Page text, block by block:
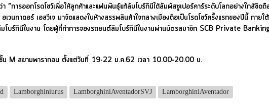
การออกโรดโชว์เพื่อให้ลูกค้าและแฟนพันธุ์แท้ลัมโบร์กินีได้สัมผัสซูเปอร์คาร์ระดับโลกอย่างใกล้ชิด
าดอร์ เอสวีเจ มาจัดแสดงในห้างสรรพสินค้าใจกลางเมืองถือเป็นโรดโชว์ครั้งแรกของปีนี้ ภายใ
บร์กินีในงาน โดยผู้ที่ทำการจองรถยนต์ลัมโบร์กินีในงานผ่านบัตรสมาชิก SCB Private
น M สยามพารากอน ตั้งแต่วันที่ 19-22 ม.ค.62 เวลา 10.00-20.00 น.
Lamborghiniurus LamborghiniAventadorSVJ LamborghiniAventador